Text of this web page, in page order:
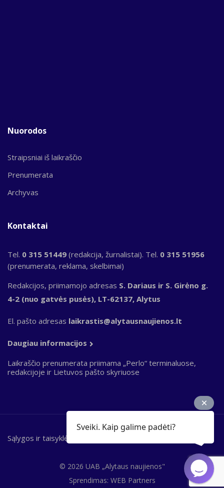
Nuorodos
Straipsniai iš laikraščio
Prenumerata
Archyvas
Kontaktai
Tel. 0 315 51449 (redakcija, žurnalistai). Tel. 0 315 51956
(prenumerata, reklama, skelbimai)
Redakcijos, priimamojo adresas S. Dariaus ir S. Girėno g.
4-2 (nuo gatvės pusės), LT-62137, Alytus
El. pašto adresas laikrastis@alytausnaujienos.lt
Daugiau informacijos
Laikraščio prenumerata priimama „Perlo“ terminaluose,
redakcijoje ir Lietuvos pašto skyriuose
© 2026 UAB „Alytaus naujienos"
Bottom
Sąlygos ir taisyklės
Sprendimas: WEB Partners
Sveiki. Kaip galime padėti?